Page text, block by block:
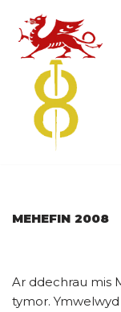
Skip
to
content
MEHEFIN 2008
Ar ddechrau mis
tymor.